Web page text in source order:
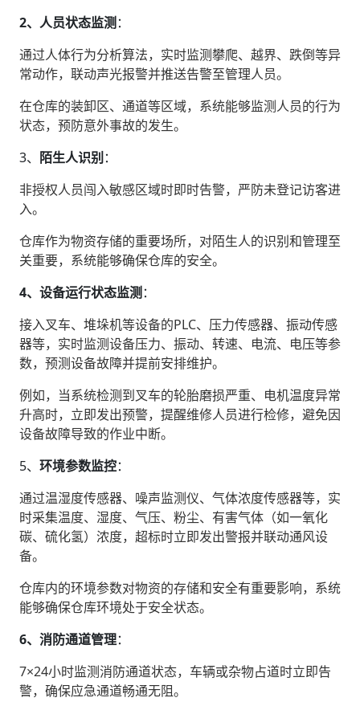
2、人员状态监测 ‌：
通过人体行为分析算法，实时监测攀爬、越界、跌倒等异
常动作，联动声光报警并推送告警至管理人员。
在仓库的装卸区、通道等区域，系统能够监测人员的行为
状态，预防意外事故的发生。
3、‌ 陌生人识别 ‌：
非授权人员闯入敏感区域时即时告警，严防未登记访客进
入。
仓库作为物资存储的重要场所，对陌生人的识别和管理至
关重要，系统能够确保仓库的安全。
4、设备运行状态监测 ‌：
接入叉车、堆垛机等设备的PLC、压力传感器、振动传感
器等，实时监测设备压力、振动、转速、电流、电压等参
数，预测设备故障并提前安排维护。
例如，当系统检测到叉车的轮胎磨损严重、电机温度异常
升高时，立即发出预警，提醒维修人员进行检修，避免因
设备故障导致的作业中断。
5、‌ 环境参数监控‌：
通过温湿度传感器、噪声监测仪、气体浓度传感器等，实
时采集温度、湿度、气压、粉尘、有害气体（如一氧化
碳、硫化氢）浓度，超标时立即发出警报并联动通风设
备。
仓库内的环境参数对物资的存储和安全有重要影响，系统
能够确保仓库环境处于安全状态。
6、消防通道管理‌：
7×24小时监测消防通道状态，车辆或杂物占道时立即告
警，确保应急通道畅通无阻。